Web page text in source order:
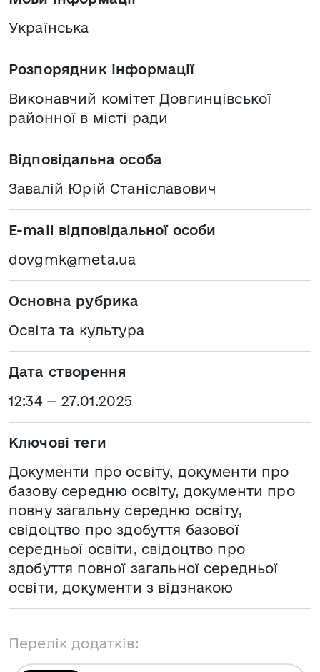
Українська
Розпорядник інформації
Виконавчий комітет Довгинцівської
районної в місті ради
Відповідальна особа
Завалій Юрій Станіславович
E-mail відповідальної особи
dovgmk@meta.ua
Основна рубрика
Освіта та культура
Дата створення
12:34 — 27.01.2025
Ключові теги
Документи про освіту, документи про
базову середню освіту, документи про
повну загальну середню освіту,
свідоцтво про здобуття базової
середньої освіти, свідоцтво про
здобуття повної загальної середньої
освіти, документи з відзнакою
Перелік додатків: